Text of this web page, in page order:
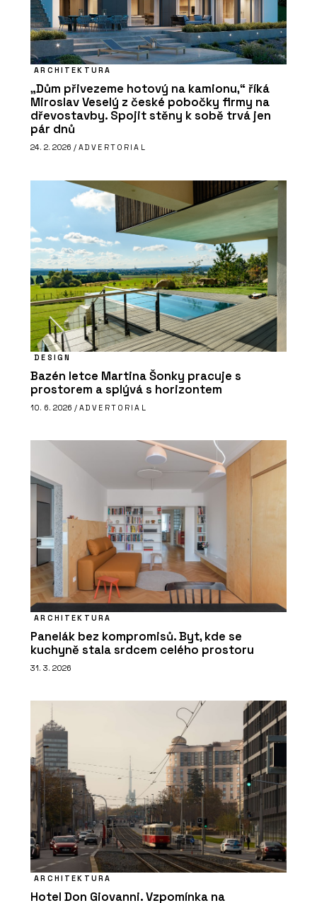
ARCHITEKTURA
„Dům přivezeme hotový na kamionu,“ říká
Miroslav Veselý z české pobočky firmy na
dřevostavby. Spojit stěny k sobě trvá jen
pár dnů
24. 2. 2026 / ADVERTORIAL
DESIGN
Bazén letce Martina Šonky pracuje s
prostorem a splývá s horizontem
10. 6. 2026 / ADVERTORIAL
ARCHITEKTURA
Panelák bez kompromisů. Byt, kde se
kuchyně stala srdcem celého prostoru
31. 3. 2026
ARCHITEKTURA
Hotel Don Giovanni. Vzpomínka na